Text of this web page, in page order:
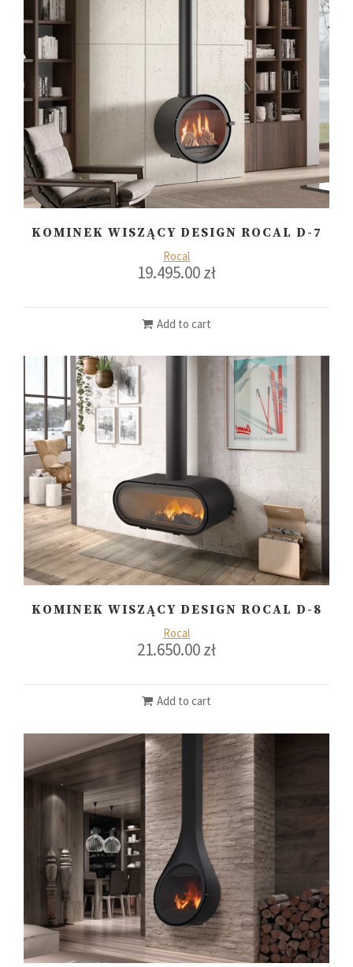
KOMINEK WISZĄCY DESIGN ROCAL D-7
Rocal
19.495.00zł
Add to cart
KOMINEK WISZĄCY DESIGN ROCAL D-8
Rocal
21.650.00zł
Add to cart